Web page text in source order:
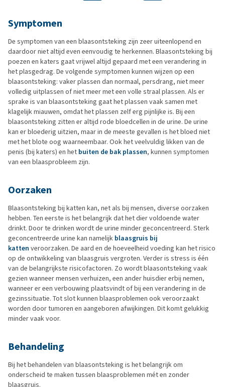
Symptomen
De symptomen van een blaasontsteking zijn zeer uiteenlopend en
daardoor niet altijd even eenvoudig te herkennen. Blaasontsteking bij
poezen en katers gaat vrijwel altijd gepaard met een verandering in
het plasgedrag. De volgende symptomen kunnen wijzen op een
blaasontsteking: vaker plassen dan normaal, persdrang, niet meer
volledig uitplassen of niet meer met een volle straal plassen. Als er
sprake is van blaasontsteking gaat het plassen vaak samen met
klagelijk miauwen, omdat het plassen zelf erg pijnlijke is. Bij een
blaasontsteking zitten er altijd rode bloedcellen in de urine. De urine
kan er bloederig uitzien, maar in de meeste gevallen is het bloed niet
met het blote oog waarneembaar. Ook het veelvuldig likken van de
penis (bij katers) en het buiten de bak plassen, kunnen symptomen
van een blaasprobleem zijn.
Oorzaken
Blaasontsteking bij katten kan, net als bij mensen, diverse oorzaken
hebben. Ten eerste is het belangrijk dat het dier voldoende water
drinkt. Door te drinken wordt de urine minder geconcentreerd. Sterk
geconcentreerde urine kan namelijk blaasgruis bij
katten veroorzaken. De aard en de hoeveelheid voeding kan het risico
op de ontwikkeling van blaasgruis vergroten. Verder is stress is één
van de belangrijkste risicofactoren. Zo wordt blaasontsteking vaak
gezien wanneer mensen verhuizen, een ander huisdier erbij nemen,
wanneer er een verbouwing plaatsvindt of bij een verandering in de
gezinssituatie. Tot slot kunnen blaasproblemen ook veroorzaakt
worden door tumoren en aangeboren afwijkingen. Dit komt gelukkig
minder vaak voor.
Behandeling
Bij het behandelen van blaasontsteking is het belangrijk om
onderscheid te maken tussen blaasproblemen mét en zonder
blaasgruis.